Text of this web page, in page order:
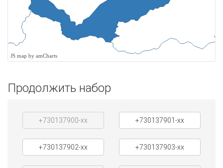
JS map by amCharts
Продолжить набор
+730137900-xx +730137901-xx
+730137902-xx +730137903-xx